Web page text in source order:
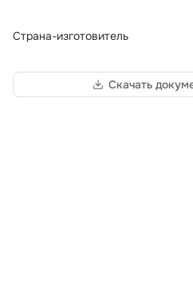
Страна-изготовитель
Скачать